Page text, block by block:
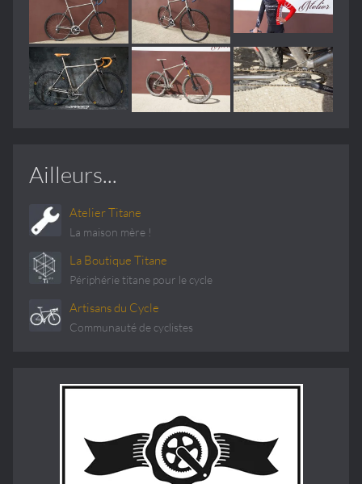
Ailleurs...
Atelier Titane
La maison mère !
La Boutique Titane
Périphérie titane pour le cycle
Artisans du Cycle
Communauté de cyclistes